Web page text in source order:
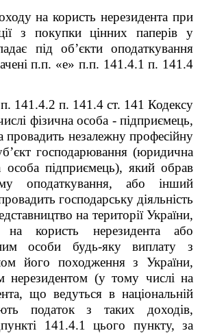
на користь нерезидента при
з покупки цінних паперів у
під об’єкти оподаткування
п.п. «е» п.п. 141.4.1 п. 141.4
141.4.2 п. 141.4 ст. 141 Кодексу
фізична особа - підприємець,
провадить незалежну професійну
господарювання (юридична
особа підприємець), який обрав
оподаткування, або інший
господарську діяльність
на території України,
на користь нерезидента або
особи будь-яку виплату з
його походження з України,
нерезидентом (у тому числі на
що ведуться в національній
податок з таких доходів,
141.4.1 цього пункту, за